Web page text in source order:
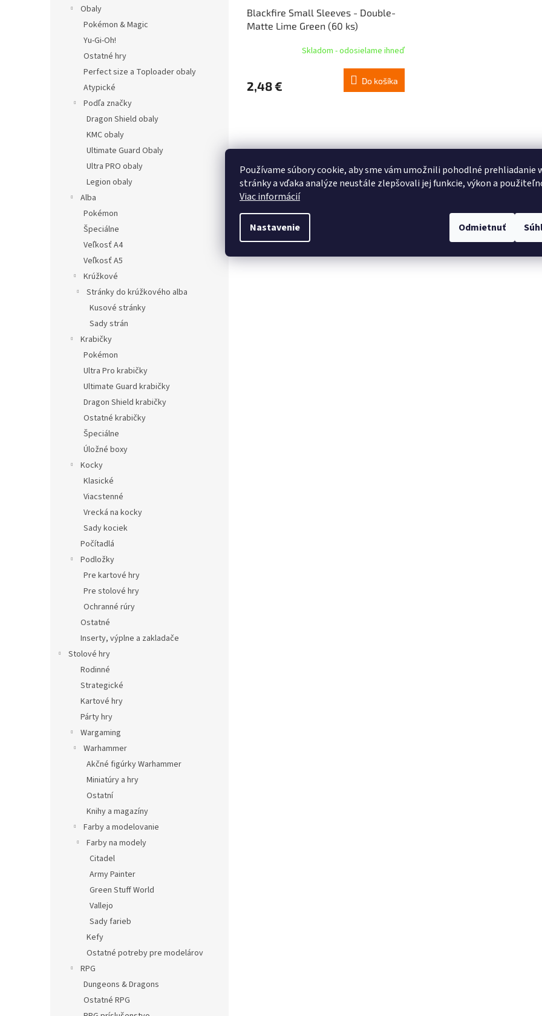
Používame súbory cookie, aby sme vám umožnili pohodlné prehliadanie
stránky a vďaka analýze neustále zlepšovali jej funkcie, výkon a
Viac informácií
Nastavenie Odmietnuť
Obaly
Pokémon & Magic
Yu-Gi-Oh!
Ostatné hry
Perfect size a Toploader obaly
Atypické
Podľa značky
Dragon Shield obaly
KMC obaly
Ultimate Guard Obaly
Ultra PRO obaly
Legion obaly
Alba
Pokémon
Špeciálne
Veľkosť A4
Veľkosť A5
Krúžkové
Stránky do krúžkového alba
Kusové stránky
Sady strán
Krabičky
Pokémon
Ultra Pro krabičky
Ultimate Guard krabičky
Dragon Shield krabičky
Ostatné krabičky
Špeciálne
Úložné boxy
Kocky
Klasické
Viacstenné
Vrecká na kocky
Sady kociek
Počítadlá
Podložky
Pre kartové hry
Pre stolové hry
Ochranné rúry
Ostatné
Inserty, výplne a zakladače
Stolové hry
Rodinné
Strategické
Kartové hry
Párty hry
Wargaming
Warhammer
Akčné figúrky Warhammer
Miniatúry a hry
Ostatní
Knihy a magazíny
Farby a modelovanie
Farby na modely
Citadel
Army Painter
Green Stuff World
Vallejo
Sady farieb
Kefy
Ostatné potreby pre modelárov
RPG
Dungeons & Dragons
Ostatné RPG
Blackfire Small Sleeves - Double-
Matte Lime Green (60 ks)
Skladom - odosielame ihneď
2,48 € Do košíka